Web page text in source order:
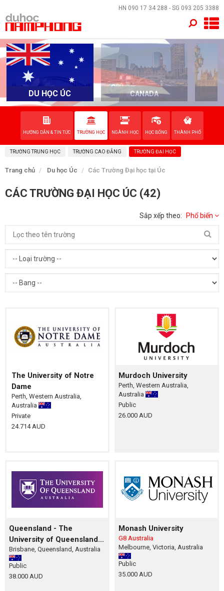
HN 090 17 34 288 - SG 093 205 3388
DU HỌC ÚC CANADA
HƯỚNG DẪN & TIN TỨC TRƯỜNG HỌC NGÀNH HỌC HỌC BỔNG THÀNH PHỐ
TRƯỜNG TRUNG HỌC TRƯỜNG CAO ĐẲNG TRƯỜNG ĐẠI HỌC
Trang chủ Du học Úc Các Trường Đại học tại Úc
CÁC TRƯỜNG ĐẠI HỌC ÚC (42)
Sắp xếp theo: Phổ biến
The University of Notre
Dame
Perth, Western Australia,
Australia
Private
24.714 AUD
Murdoch University
Perth, Western Australia,
Australia
Public
26.000 AUD
Queensland - The
University of Queensland
(UQ)
Brisbane, Queensland, Australia
Public
38.000 AUD
Monash University
G8 Australia
Melbourne, Victoria, Australia
Public
35.000 AUD
×
TRANG CHỦ
QUỐC GIA
DỊCH VỤ
VỀ NAM PHONG